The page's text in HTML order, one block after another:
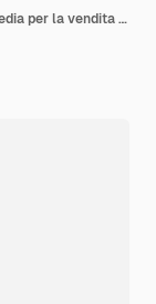
Modello di banner web e post sui social media per la vendita di moda vettoriale